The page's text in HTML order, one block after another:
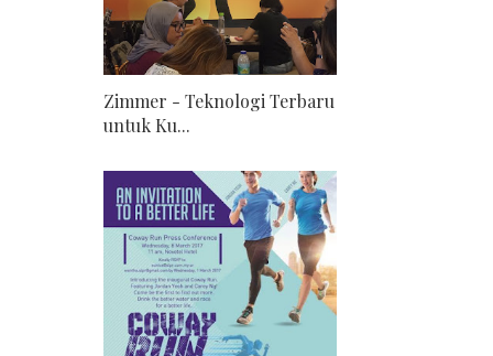
Zimmer - Teknologi Terbaru
untuk Ku...